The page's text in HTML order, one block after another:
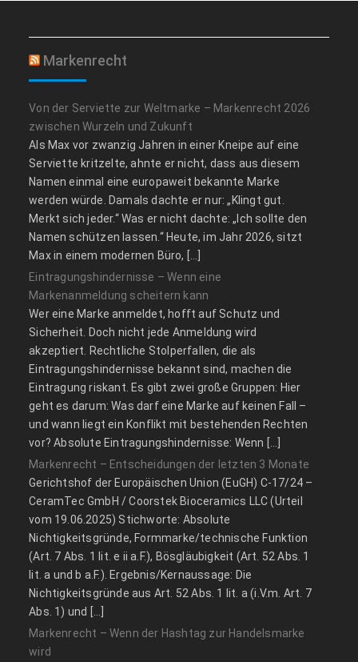
Markenrecht
Von der Serviette zur Weltmarke – Markenrecht 2026
zwischen Wurzeln und Zukunft
Als Max vor zwanzig Jahren in einer Kneipe auf eine
Serviette kritzelte, ahnte er nicht, dass aus diesem
Namen einmal eine europaweit bekannte Marke
werden würde. Damals dachte er nur: „Klingt gut.
Merkt sich jeder.“ Was er nicht dachte: „Ich sollte den
Namen schützen lassen.“ Heute, im Jahr 2026, sitzt
Max in einem modernen Büro, […]
Eintragungshindernisse – Wenn eine
Markenanmeldung scheitern kann
Wer eine Marke anmeldet, hofft auf Schutz und
Sicherheit. Doch nicht jede Anmeldung wird
akzeptiert. Rechtliche Stolperfallen, die als
Eintragungshindernisse bekannt sind, machen die
Eintragung riskant. Es gibt zwei große Gruppen: Hier
geht es darum: Was darf eine Marke auf keinen Fall –
und wann liegt ein Konflikt mit bestehenden Rechten
vor? Absolute Eintragungshindernisse: Wenn […]
Markenrecht – Entscheidungen der letzten 3 Monate
Gerichtshof der Europäischen Union (EuGH) C‑17/24 –
CeramTec GmbH / Coorstek Bioceramics LLC (Urteil
vom 19.06.2025) Stichworte: Absolute
Nichtigkeitsgründe, Formmarke/technische Funktion
(Art. 7 Abs. 1 lit. e ii a.F.), Bösgläubigkeit (Art. 52 Abs. 1
lit. a und b a.F.). Ergebnis/Kernaussage: Die
Nichtigkeitsgründe aus Art. 52 Abs. 1 lit. a (i.V.m. Art. 7
Abs. 1) und […]
Markenrecht – Wenn der Hashtag zur Handelsmarke
wird